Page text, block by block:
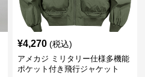
¥4,270 (税込)
アメカジ ミリタリー仕様多機能
ポケット付き飛行ジャケット